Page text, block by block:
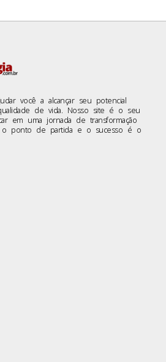
você a alcançar seu potencial
de vida. Nosso site é o seu
em uma jornada de transformação
o ponto de partida e o sucesso é o